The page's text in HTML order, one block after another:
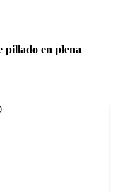
pillado en plena